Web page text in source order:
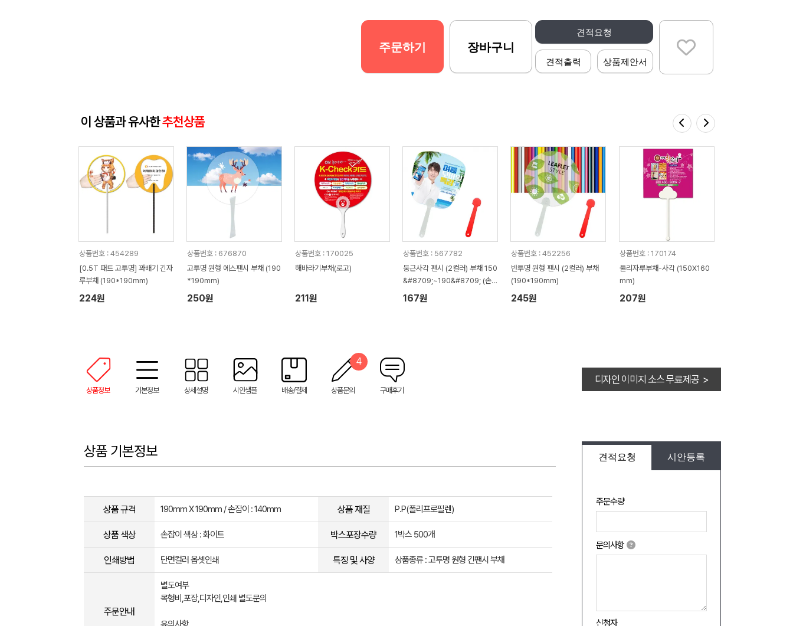
견적요청
견적출력 상품제안서
주문하기 장바구니
이 상품과 유사한추천상품
상품번호 : 454289
[0.5T 패트 고투명] 꽈배기 긴자
루부채 (190*190mm)
224원
상품번호 : 676870
고투명 원형 에스팬시 부채 (190
*190mm)
250원
상품번호 : 170025
해바라기부채(로고)
211원
상품번호 : 567782
둥근사각 팬시 (2컬러) 부채 150
&#8709;~190&#8709; (손
잡이110mm)
167원
상품번호 : 452256
반투명 원형 팬시 (2컬러) 부채
(190*190mm)
245원
상품번호 : 170174
둘리자루부채-사각 (150X160
mm)
207원
상품정보 기본정보 상세설명 시안샘플 배송/결제 상품문의
4
구매후기
디자인 이미지 소스 무료제공 >
견적요청 시안등록
주문수량
문의사항
신청자
상품 기본정보
상품 규격 190mm X 190mm / 손잡이 : 140mm 상품 재질 P.P(폴리프로필렌)
상품 색상 손잡이 색상 : 화이트 박스포장수량 1박스 500개
인쇄방법 단면컬러 옵셋인쇄 특징 및 사양 상품종류 : 고투명 원형 긴팬시 부채
주문안내
별도여부
목형비,포장,디자인,인쇄 별도문의